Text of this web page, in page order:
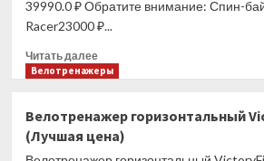
39990.0 ₽ Обратите внимание: Спин-
Racer23000 ₽...
Читать далееПрочитать
больше
электромагнитный
Proxima
Dixon,
Велотренажеры
Велотренажер горизонтальный
(Лучшая цена)